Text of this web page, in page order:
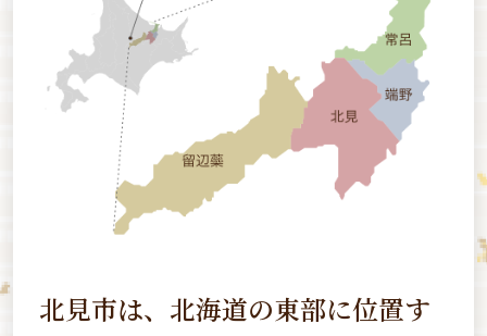
北見市は、北海道の東部に位置す